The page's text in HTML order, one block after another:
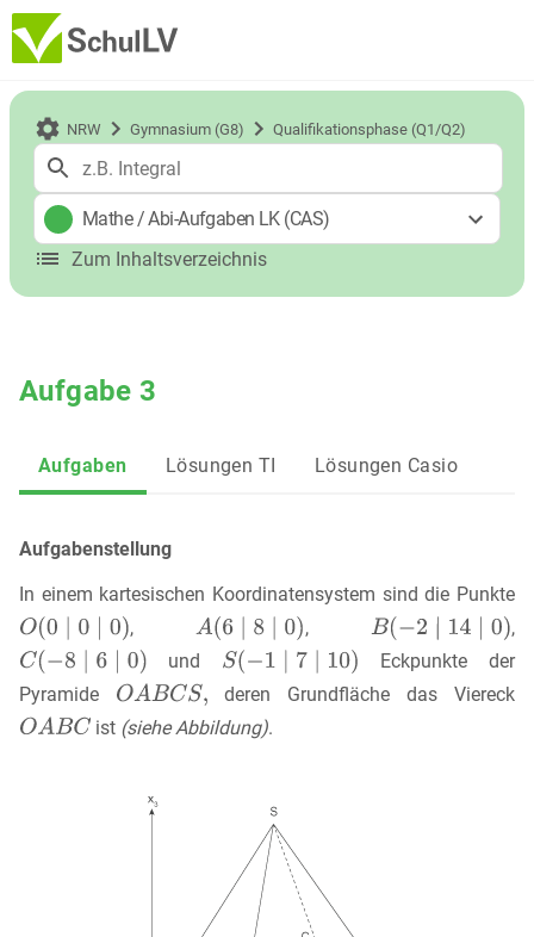
NRW Gymnasium (G8) Qualifikationsphase (Q1/Q2)
Mathe/Abi-Aufgaben LK (CAS)
Zum Inhaltsverzeichnis
Aufgabe 3
Aufgaben Lösungen TI Lösungen Casio
Aufgabenstellung
In einem kartesischen Koordinatensystem sind die Punkte
,
,
,
und
Eckpunkte der
Pyramide
deren Grundfläche das Viereck
ist (siehe Abbildung).